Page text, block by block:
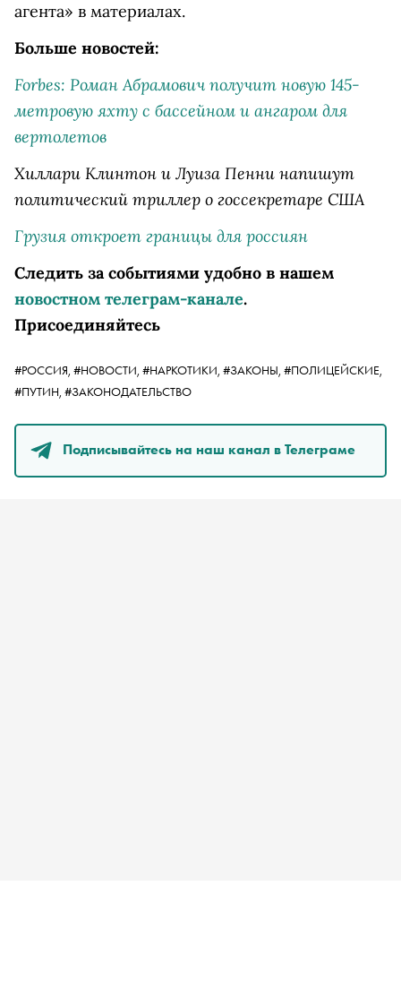
агента» в материалах.
Больше новостей:
Forbes: Роман Абрамович получит новую 145-
метровую яхту с бассейном и ангаром для
вертолетов
Хиллари Клинтон и Луиза Пенни напишут
политический триллер о госсекретаре США
Грузия откроет границы для россиян
Следить за событиями удобно в нашем
новостном телеграм-канале.
Присоединяйтесь
#РОССИЯ, #НОВОСТИ, #НАРКОТИКИ, #ЗАКОНЫ, #ПОЛИЦЕЙСКИЕ,
#ПУТИН, #ЗАКОНОДАТЕЛЬСТВО
Подписывайтесь на наш канал в Телеграме